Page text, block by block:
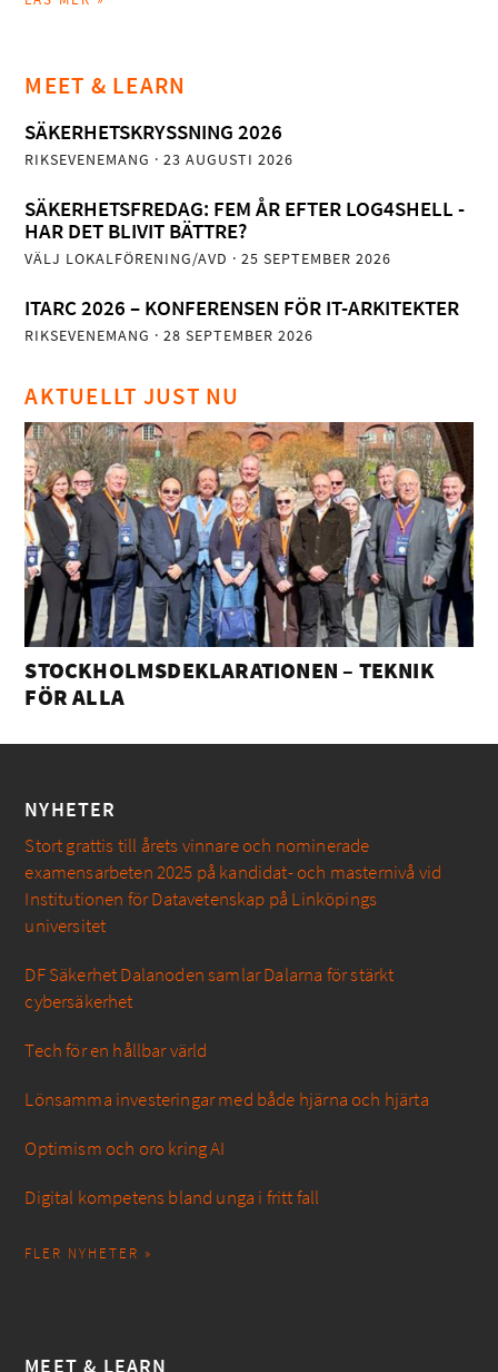
MEET & LEARN
SÄKERHETSKRYSSNING 2026
RIKSEVENEMANG · 23 AUGUSTI 2026
SÄKERHETSFREDAG: FEM ÅR EFTER LOG4SHELL -
HAR DET BLIVIT BÄTTRE?
VÄLJ LOKALFÖRENING/AVD · 25 SEPTEMBER 2026
ITARC 2026 – KONFERENSEN FÖR IT-ARKITEKTER
RIKSEVENEMANG · 28 SEPTEMBER 2026
AKTUELLT JUST NU
STOCKHOLMSDEKLARATIONEN – TEKNIK
FÖR ALLA
NYHETER
Stort grattis till årets vinnare och nominerade
examensarbeten 2025 på kandidat- och masternivå vid
Institutionen för Datavetenskap på Linköpings
universitet
DF Säkerhet Dalanoden samlar Dalarna för stärkt
cybersäkerhet
Tech för en hållbar värld
Lönsamma investeringar med både hjärna och hjärta
Optimism och oro kring AI
Digital kompetens bland unga i fritt fall
FLER NYHETER »
MEET & LEARN